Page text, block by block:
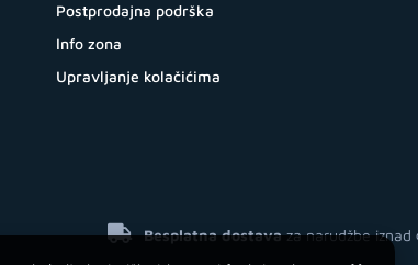
Postprodajna podrška
Info zona
Upravljanje kolačićima
Besplatna dostavaza narudžbe iznad